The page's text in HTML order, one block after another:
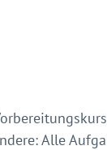
Alle